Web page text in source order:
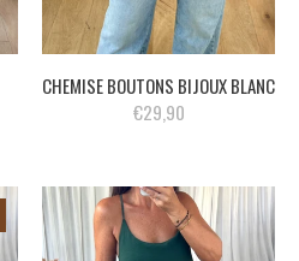
CHEMISE BOUTONS BIJOUX BLANC
€29,90